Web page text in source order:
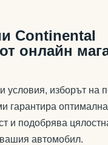
Continental
онлайн
условия, изборът на
гарантира оптимална
и подобрява
автомобил.